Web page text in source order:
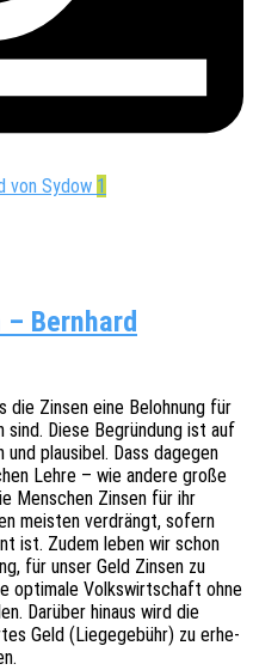
1
Bernhard
Zinsen eine Beloh­nung für
Diese Begrün­dung ist auf
plau­si­bel. Dass dage­gen
Lehre – wie andere große
Menschen Zinsen für ihr
meis­ten verdrängt, sofern
ist. Zudem leben wir schon
für unser Geld Zinsen zu
opti­ma­le Volks­wirt­schaft ohne
Darüber hinaus wird die
Geld (Liege­ge­bühr) zu erhe­